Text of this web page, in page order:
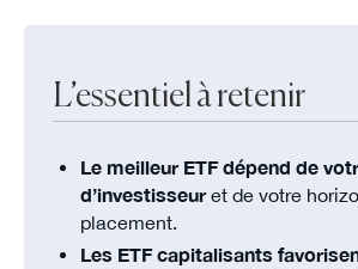
L’essentiel à retenir
Le meilleur ETF dépend de
d’investisseuret de votre
placement.
Les ETF capitalisants